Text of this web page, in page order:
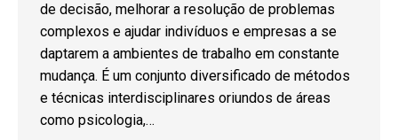
de decisão, melhorar a resolução de problemas
complexos e ajudar indivíduos e empresas a se
daptarem a ambientes de trabalho em constante
mudança. É um conjunto diversificado de métodos
e técnicas interdisciplinares oriundos de áreas
como psicologia,…